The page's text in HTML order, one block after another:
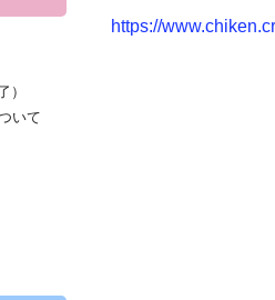
）
いて
https://